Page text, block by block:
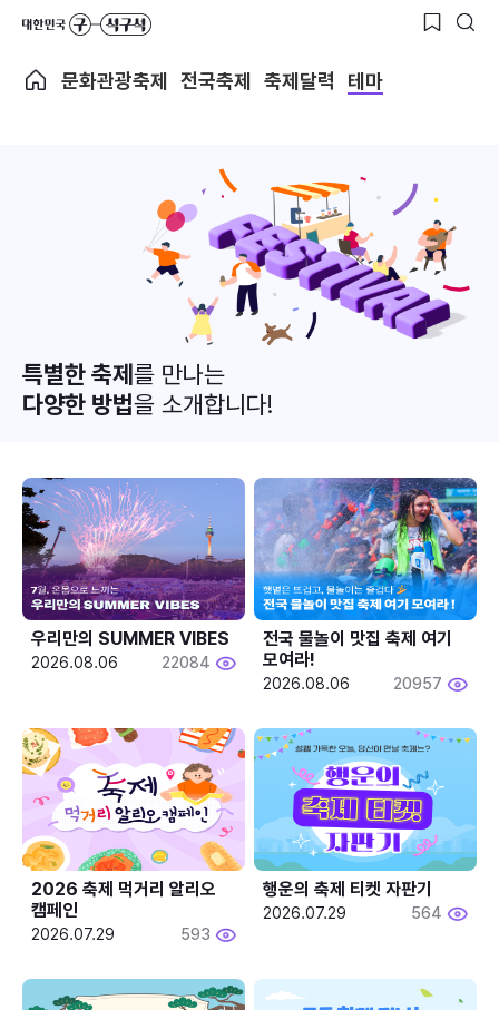
문화관광축제 전국축제 축제달력 테마
특별한 축제를 만나는
다양한 방법을 소개합니다!
우리만의 SUMMER VIBES
2026.08.06 22084
전국 물놀이 맛집 축제 여기
모여라!
2026.08.06 20957
2026 축제 먹거리 알리오
캠페인
2026.07.29 593
행운의 축제 티켓 자판기
2026.07.29 564